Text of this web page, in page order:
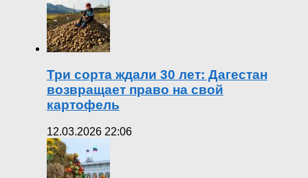
Три сорта ждали 30 лет: Дагестан
возвращает право на свой
картофель
12.03.2026 22:06